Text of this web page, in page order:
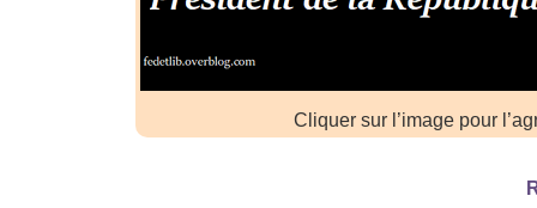
Cliquer sur l’image pour